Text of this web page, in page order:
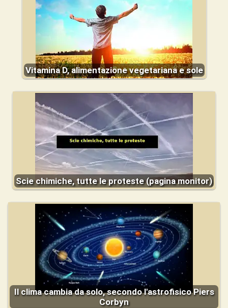
Vitamina D, alimentazione vegetariana e sole
Scie chimiche, tutte le proteste (pagina monitor)
Il clima cambia da solo, secondo l'astrofisico Piers
Corbyn